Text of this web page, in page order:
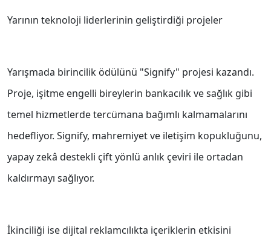
Yarının teknoloji liderlerinin geliştirdiği projeler
Yarışmada birincilik ödülünü "Signify" projesi kazandı.
Proje, işitme engelli bireylerin bankacılık ve sağlık gibi
temel hizmetlerde tercümana bağımlı kalmamalarını
hedefliyor. Signify, mahremiyet ve iletişim kopukluğunu,
yapay zekâ destekli çift yönlü anlık çeviri ile ortadan
kaldırmayı sağlıyor.
İkinciliği ise dijital reklamcılıkta içeriklerin etkisini